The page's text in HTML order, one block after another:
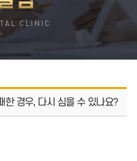
CLINIC
한 경우, 다시 심을 수 있나요?